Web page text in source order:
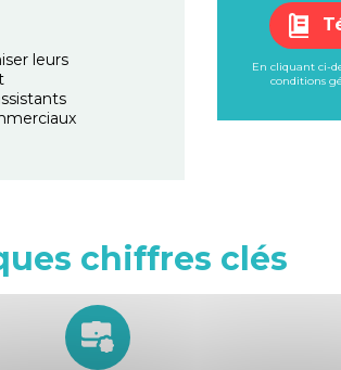
leurs
En cliquant ci-
conditions
chiffres clés